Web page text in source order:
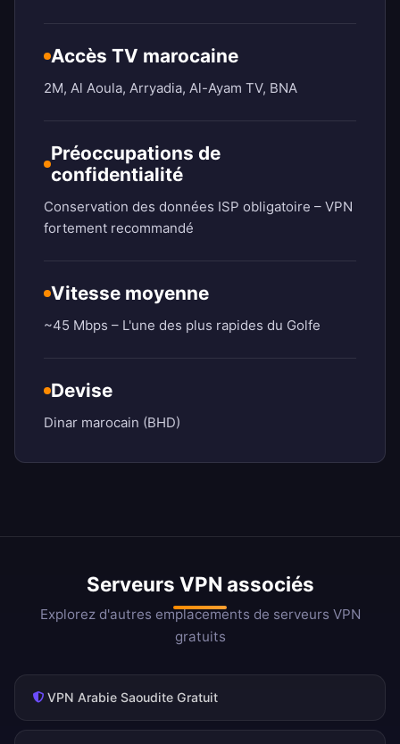
Accès TV marocaine
2M, Al Aoula, Arryadia, Al-Ayam TV, BNA
Préoccupations de
confidentialité
Conservation des données ISP obligatoire – VPN
fortement recommandé
Vitesse moyenne
~45 Mbps – L'une des plus rapides du Golfe
Devise
Dinar marocain (BHD)
Serveurs VPN associés
Explorez d'autres emplacements de serveurs VPN
gratuits
VPN Arabie Saoudite Gratuit